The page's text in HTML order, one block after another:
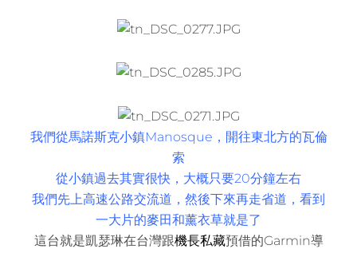
我們從馬諾斯克小鎮Manosque，開往東北方的瓦倫
索
從小鎮過去其實很快，大概只要20分鐘左右
我們先上高速公路交流道，然後下來再走省道，看到
一大片的麥田和薰衣草就是了
這台就是凱瑟琳在台灣跟機長私藏預借的Garmin導